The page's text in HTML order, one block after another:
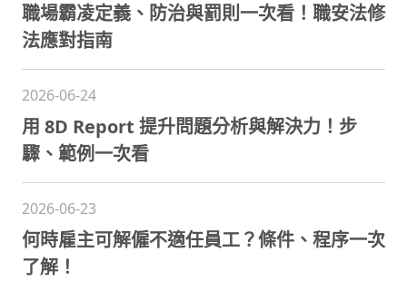
職場霸凌定義、防治與罰則一次看！職安法修
法應對指南
2026-06-24
用 8D Report 提升問題分析與解決力！步
驟、範例一次看
2026-06-23
何時雇主可解僱不適任員工？條件、程序一次
了解！